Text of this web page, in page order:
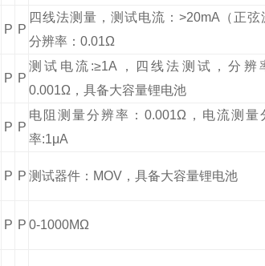
P P
四线法测量，测试电流：>20mA（正弦
分辨率：0.01Ω
P P
测试电流:≥1A，四线法测试，分辨
0.001Ω，具备大容量锂电池
P P
电阻测量分辨率：0.001Ω，电流测量
率:1μA
P P 测试器件：MOV，具备大容量锂电池
P P 0-1000MΩ